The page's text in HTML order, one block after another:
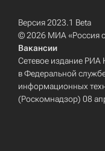
Версия 2023.1 Beta
© 2026 МИА «Россия
Вакансии
Сетевое издание РИА
в Федеральной
информационных
(Роскомнадзор) 08